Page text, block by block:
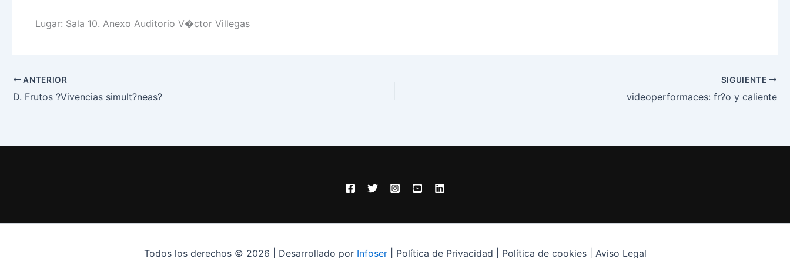
Lugar: Sala 10. Anexo Auditorio V�ctor Villegas
ANTERIOR
D. Frutos ?Vivencias simult?neas?
SIGUIENTE
videoperformaces: fr?o y caliente
Todos los derechos © 2026 | Desarrollado por Infoser| Política de Privacidad | Política de cookies | Aviso Legal